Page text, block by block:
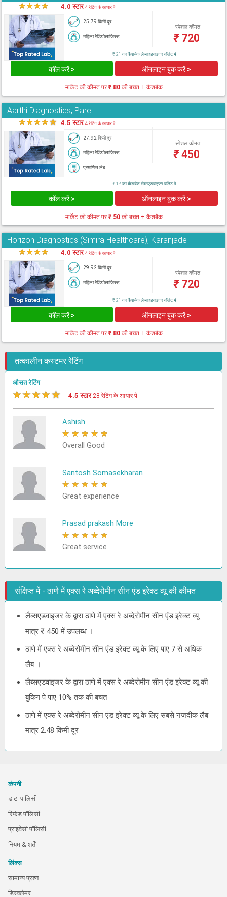
★★★★ 4.0 स्टार4 रेटिंग के आधार पे
25.79 किमी दूर
महिला रेडियोलाजिस्ट
स्पेशल कीमत
₹720
₹ 21 का कैशबैक लैब्सएडवाइजर वॉलेट में
कॉल करें > ऑनलाइन बुक करें >
मार्केट की कीमत पर₹ 80 की बचत + कैशबैक
Aarthi Diagnostics, Parel
★★★★★ 4.5 स्टार4 रेटिंग के आधार पे
27.92 किमी दूर
महिला रेडियोलाजिस्ट
प्रमाणित लैब
स्पेशल कीमत
₹450
₹ 13 का कैशबैक लैब्सएडवाइजर वॉलेट में
कॉल करें > ऑनलाइन बुक करें >
मार्केट की कीमत पर₹ 50 की बचत + कैशबैक
Horizon Diagnostics (Simira Healthcare), Karanjade
★★★★ 4.0 स्टार4 रेटिंग के आधार पे
29.92 किमी दूर
महिला रेडियोलाजिस्ट
स्पेशल कीमत
₹720
₹ 21 का कैशबैक लैब्सएडवाइजर वॉलेट में
कॉल करें > ऑनलाइन बुक करें >
मार्केट की कीमत पर₹ 80 की बचत + कैशबैक
तत्कालीन कस्टमर रेटिंग
औसत रेटिंग
★★★★★ 4.5 स्टार28 रेटिंग के आधार पे
Ashish
★ ★ ★ ★ ★
Overall Good
Santosh Somasekharan
★ ★ ★ ★ ★
Great experience
Prasad prakash More
★ ★ ★ ★ ★
Great service
संक्षिप्त में - ठाणे में एक्स रे अब्देरोमीन सीन एंड इरेक्ट व्यू की कीमत
लैब्सएडवाइजर के द्वारा ठाणे में एक्स रे अब्देरोमीन सीन एंड इरेक्ट व्यू
मात्र ₹ 450 में उपलब्ध ।
ठाणे में एक्स रे अब्देरोमीन सीन एंड इरेक्ट व्यू के लिए पाए 7 से अधिक
लैब ।
लैब्सएडवाइजर के द्वारा ठाणे में एक्स रे अब्देरोमीन सीन एंड इरेक्ट व्यू की
बुकिंग पे पाए 10% तक की बचत
ठाणे में एक्स रे अब्देरोमीन सीन एंड इरेक्ट व्यू के लिए सबसे नजदीक लैब
मात्र 2.48 किमी दूर
कंपनी
डाटा पालिसी
रिफंड पॉलिसी
प्राइवेसी पॉलिसी
नियम & शर्तें
लिंक्स
सामान्य प्रश्न
डिस्क्लेमर